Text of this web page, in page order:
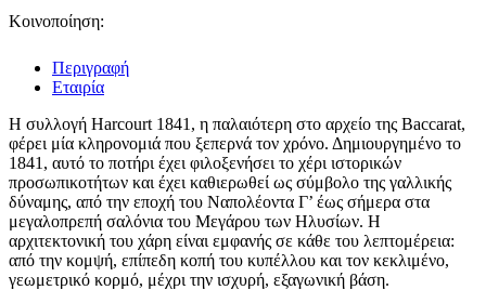
Κοινοποίηση:
Περιγραφή
Εταιρία
Η συλλογή Harcourt 1841, η παλαιότερη στο αρχείο της Baccarat,
φέρει μία κληρονομιά που ξεπερνά τον χρόνο. Δημιουργημένο το
1841, αυτό το ποτήρι έχει φιλοξενήσει το χέρι ιστορικών
προσωπικοτήτων και έχει καθιερωθεί ως σύμβολο της γαλλικής
δύναμης, από την εποχή του Ναπολέοντα Γ’ έως σήμερα στα
μεγαλοπρεπή σαλόνια του Μεγάρου των Ηλυσίων. Η
αρχιτεκτονική του χάρη είναι εμφανής σε κάθε του λεπτομέρεια:
από την κομψή, επίπεδη κοπή του κυπέλλου και τον κεκλιμένο,
γεωμετρικό κορμό, μέχρι την ισχυρή, εξαγωνική βάση.